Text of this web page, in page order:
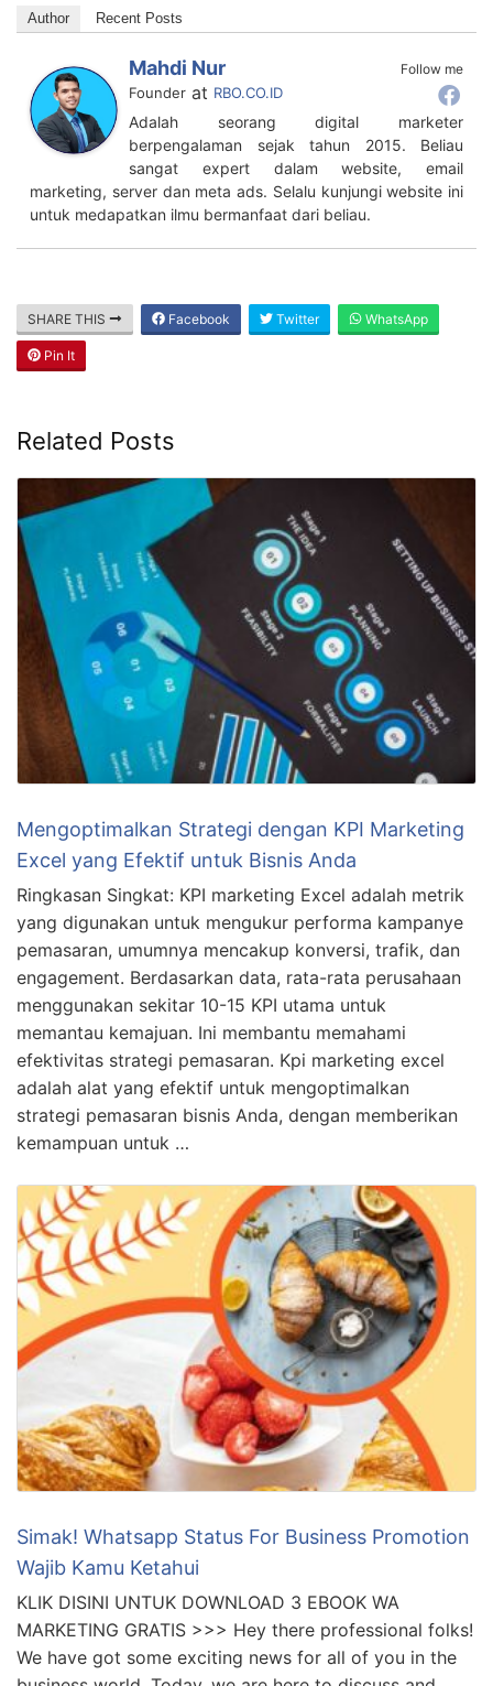
Author Recent Posts
Follow me
Mahdi Nur
Founder at RBO.CO.ID
Adalah seorang digital marketer
berpengalaman sejak tahun 2015. Beliau
sangat expert dalam website, email
marketing, server dan meta ads. Selalu kunjungi website ini
untuk medapatkan ilmu bermanfaat dari beliau.
SHARE THIS Facebook Twitter WhatsApp
Pin It
Related Posts
Mengoptimalkan Strategi dengan KPI Marketing
Excel yang Efektif untuk Bisnis Anda
Ringkasan Singkat: KPI marketing Excel adalah metrik
yang digunakan untuk mengukur performa kampanye
pemasaran, umumnya mencakup konversi, trafik, dan
engagement. Berdasarkan data, rata-rata perusahaan
menggunakan sekitar 10-15 KPI utama untuk
memantau kemajuan. Ini membantu memahami
efektivitas strategi pemasaran. Kpi marketing excel
adalah alat yang efektif untuk mengoptimalkan
strategi pemasaran bisnis Anda, dengan memberikan
kemampuan untuk …
Simak! Whatsapp Status For Business Promotion
Wajib Kamu Ketahui
KLIK DISINI UNTUK DOWNLOAD 3 EBOOK WA
MARKETING GRATIS >>> Hey there professional folks!
We have got some exciting news for all of you in the